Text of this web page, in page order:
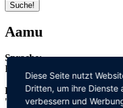
Suche!
Aamu
Sprache:
Finnisch
Bedeutung:
"Morgen"
Diese Seite nutzt
Dritten, um ihre
verbessern und